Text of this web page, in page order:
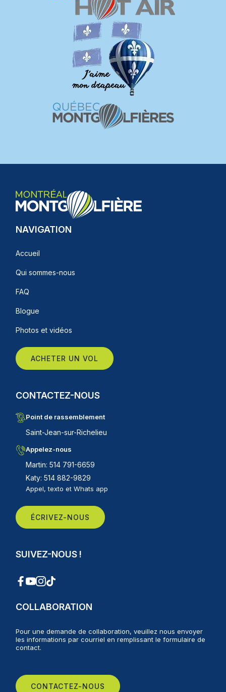
NAVIGATION
Accueil
Qui sommes-nous
FAQ
Blogue
Photos et vidéos
ACHETER UN VOL
CONTACTEZ-NOUS
Point de rassemblement
Saint-Jean-sur-Richelieu
Appelez-nous
Martin: 514 791-6659
Katy: 514 882-9829
Appel, texto et Whats app
ÉCRIVEZ-NOUS
SUIVEZ-NOUS !
COLLABORATION
Pour une demande de collaboration, veuillez nous envoyer
les informations par courriel en remplissant le formulaire de
contact.
CONTACTEZ-NOUS